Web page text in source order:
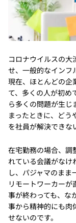
コロナウイルスの大
せ、一般的なインフ
現在、ほとんどの企
て、多くの人が初め
ら多くの問題が生じ
まったときに、どう
を社員が解決できな
在宅勤務の場合、調
れている会議がなけ
し、パジャマのまま
リモートワーカー
事が終わっても、な
事から精神的にも肉
せないのです。